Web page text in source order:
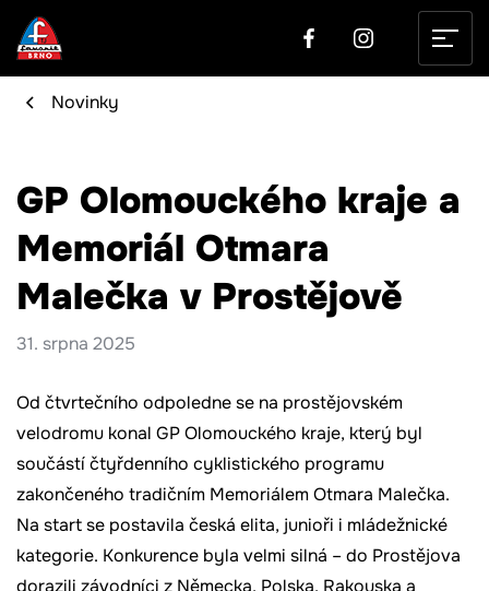
Facebook
Novinky
GP Olomouckého kraje a
Memoriál Otmara
Malečka v Prostějově
31. srpna 2025
Od čtvrtečního odpoledne se na prostějovském
velodromu konal GP Olomouckého kraje, který byl
součástí čtyřdenního cyklistického programu
zakončeného tradičním Memoriálem Otmara Malečka.
Na start se postavila česká elita, junioři i mládežnické
kategorie. Konkurence byla velmi silná – do Prostějova
dorazili závodníci z Německa, Polska, Rakouska a